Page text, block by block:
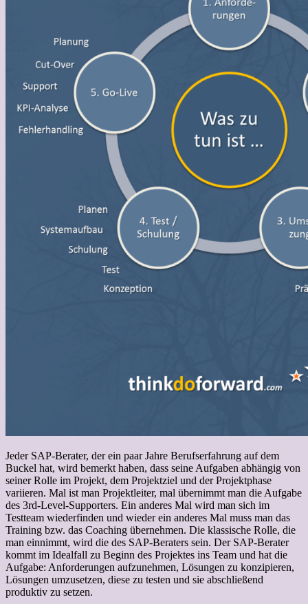
Jeder SAP-Berater, der ein paar Jahre Berufserfahrung auf dem
Buckel hat, wird bemerkt haben, dass seine Aufgaben abhängig von
seiner Rolle im Projekt, dem Projektziel und der Projektphase
variieren. Mal ist man Projektleiter, mal übernimmt man die Aufgabe
des 3rd-Level-Supporters. Ein anderes Mal wird man sich im
Testteam wiederfinden und wieder ein anderes Mal muss man das
Training bzw. das Coaching übernehmen. Die klassische Rolle, die
man einnimmt, wird die des SAP-Beraters sein. Der SAP-Berater
kommt im Idealfall zu Beginn des Projektes ins Team und hat die
Aufgabe: Anforderungen aufzunehmen, Lösungen zu konzipieren,
Lösungen umzusetzen, diese zu testen und sie abschließend
produktiv zu setzen.